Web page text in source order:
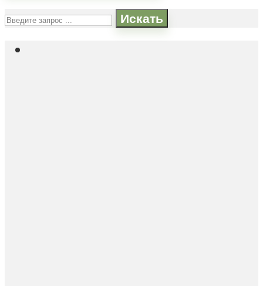
Искать